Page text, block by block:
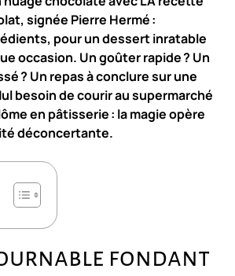
signée Pierre Hermé :
pour un dessert inratable
occasion. Un goûter rapide ? Un
? Un repas à conclure sur une
besoin de courir au supermarché
en pâtisserie : la magie opère
déconcertante.
fondant